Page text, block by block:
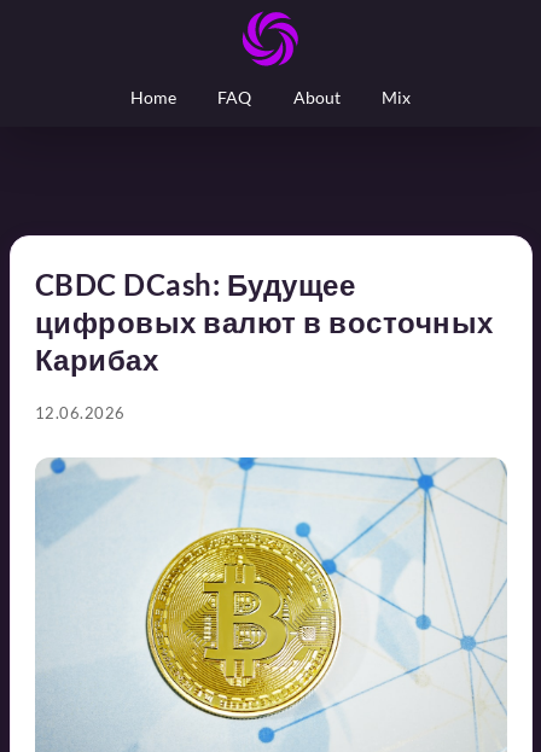
Home FAQ About Mix
CBDC DCash: Будущее
цифровых валют в восточных
Карибах
12.06.2026